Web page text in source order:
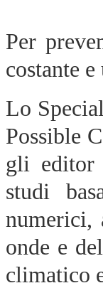
Per
costante
Lo
Possible
gli editor
studi
numerici,
onde e
climatico